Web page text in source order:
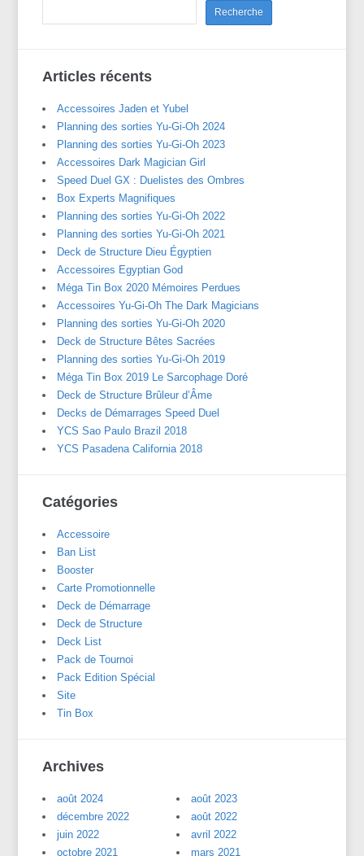
Articles récents
Accessoires Jaden et Yubel
Planning des sorties Yu-Gi-Oh 2024
Planning des sorties Yu-Gi-Oh 2023
Accessoires Dark Magician Girl
Speed Duel GX : Duelistes des Ombres
Box Experts Magnifiques
Planning des sorties Yu-Gi-Oh 2022
Planning des sorties Yu-Gi-Oh 2021
Deck de Structure Dieu Égyptien
Accessoires Egyptian God
Méga Tin Box 2020 Mémoires Perdues
Accessoires Yu-Gi-Oh The Dark Magicians
Planning des sorties Yu-Gi-Oh 2020
Deck de Structure Bêtes Sacrées
Planning des sorties Yu-Gi-Oh 2019
Méga Tin Box 2019 Le Sarcophage Doré
Deck de Structure Brûleur d’Âme
Decks de Démarrages Speed Duel
YCS Sao Paulo Brazil 2018
YCS Pasadena California 2018
Catégories
Accessoire
Ban List
Booster
Carte Promotionnelle
Deck de Démarrage
Deck de Structure
Deck List
Pack de Tournoi
Pack Edition Spécial
Site
Tin Box
Archives
août 2024
août 2023
décembre 2022
août 2022
juin 2022
avril 2022
octobre 2021
mars 2021